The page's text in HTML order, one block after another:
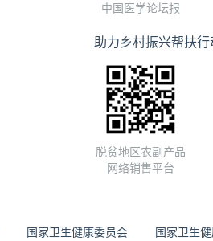
中国医学论坛报
助力乡村振兴帮扶行
脱贫地区农副产品
网络销售平台
国家卫生健康委员会 国家卫生